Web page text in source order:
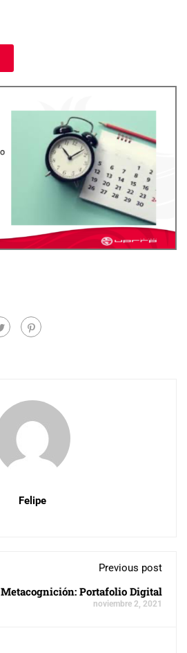
Felipe
Previous post
Metacognición: Portafolio Digital
noviembre 2, 2021